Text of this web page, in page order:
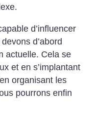
d’influencer
d’abord
actuelle. Cela se
et en s’implantant
organisant les
pourrons enfin